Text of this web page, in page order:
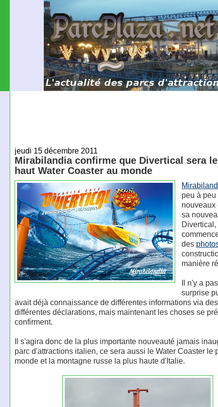
jeudi 15 décembre 2011
Mirabilandia confirme que Divertical sera
haut Water Coaster au monde
peu à peu
nouveaux
sa
Divertical,
des
manière
Il n'y a
surprise
avait déjà connaissance de différentes informations via
différentes déclarations, mais maintenant les choses se
confirment.
Il s'agira donc de la plus importante nouveauté jamais
parc d'attractions italien, ce sera aussi le Water Coaster le
monde et la montagne russe la plus haute d'Italie.